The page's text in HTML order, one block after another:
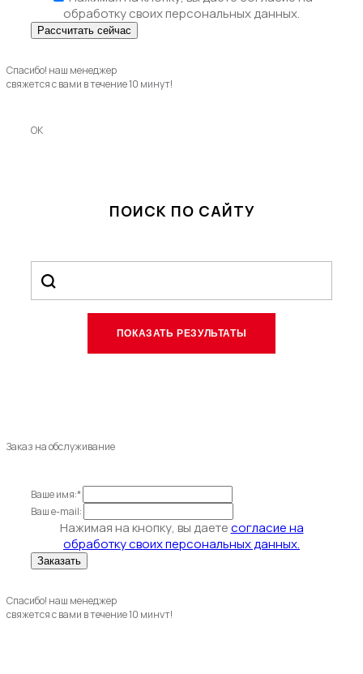
обработку своих персональных данных.
Спасибо! наш менеджер
свяжется с вами в течение 10 минут!
OK
ПОИСК ПО САЙТУ
Заказ на обслуживание
Ваше имя:*
Ваш e-mail:
Нажимая на кнопку, вы даетесогласие на
обработку своих персональных данных.
Спасибо! наш менеджер
свяжется с вами в течение 10 минут!